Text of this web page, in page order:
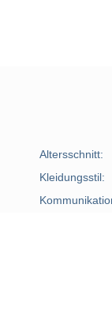
Altersschnitt:
Kleidungsstil: